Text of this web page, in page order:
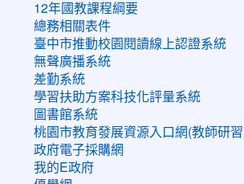
12年國教課程綱要
總務相關表件
臺中市推動校園閱讀線上認證系統
無聲廣播系統
差勤系統
學習扶助方案科技化評量系統
圖書館系統
桃園市教育發展資源入口網(教師研
政府電子採購網
我的E政府